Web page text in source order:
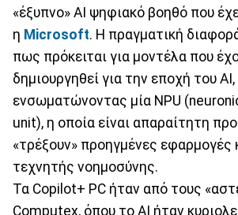
«έξυπνο» ΑΙ ψηφιακό βοηθό που
η Microsoft. Η πραγματική
πως πρόκειται για μοντέλα που
δημιουργηθεί για την εποχή του ΑΙ,
ενσωματώνοντας μία NPU
unit), η οποία είναι απαραίτητη
«τρέξουν» προηγμένες εφαρμογές
τεχνητής νοημοσύνης.
Τα Copilot+ PC ήταν από τους
Computex, όπου το ΑΙ ήταν